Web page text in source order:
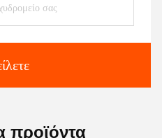
προϊόντα